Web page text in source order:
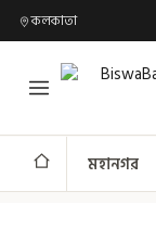
কলকাতা
মহানগর